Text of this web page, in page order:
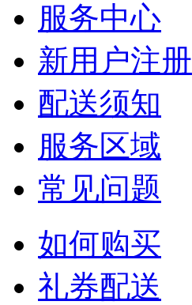
服务中心
新用户注册
配送须知
服务区域
常见问题
如何购买
礼券配送